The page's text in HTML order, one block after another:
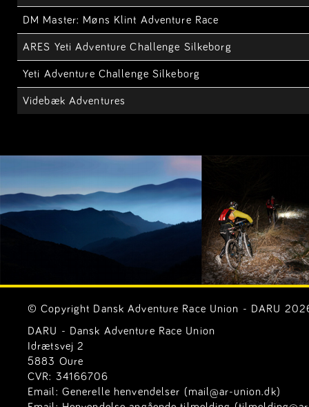
DM Master: Møns Klint Adventure Race
ARES Yeti Adventure Challenge Silkeborg
Yeti Adventure Challenge Silkeborg
Videbæk Adventures
© Copyright Dansk Adventure Race Union - DARU
DARU - Dansk Adventure Race Union
Idrætsvej 2
5883 Oure
CVR: 34166706
Email: Generelle henvendelser (mail@ar-union.dk)